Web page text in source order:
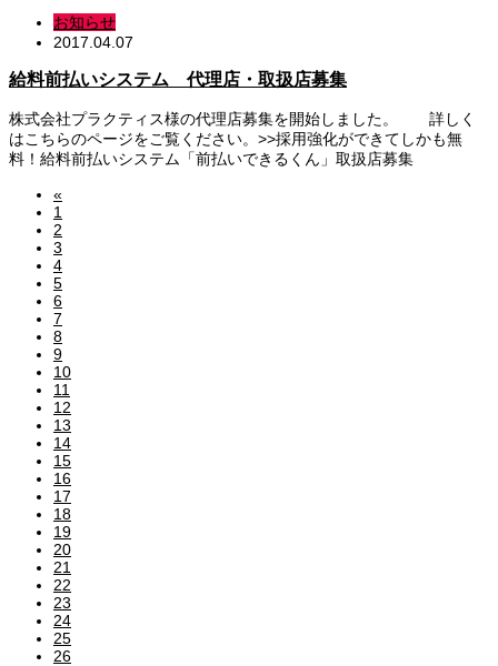
お知らせ
2017.04.07
給料前払いシステム 代理店・取扱店募集
株式会社プラクティス様の代理店募集を開始しました。 詳しく
はこちらのページをご覧ください。>>採用強化ができてしかも無
料！給料前払いシステム「前払いできるくん」取扱店募集
«
1
2
3
4
5
6
7
8
9
10
11
12
13
14
15
16
17
18
19
20
21
22
23
24
25
26